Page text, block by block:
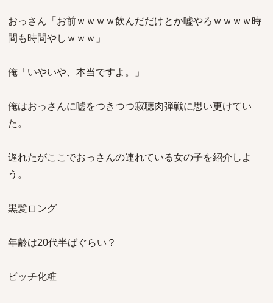
おっさん「お前ｗｗｗｗ飲んだだけとか嘘やろｗｗｗｗ時
間も時間やしｗｗｗ」
俺「いやいや、本当ですよ。」
俺はおっさんに嘘をつきつつ寂聴肉弾戦に思い更けてい
た。
遅れたがここでおっさんの連れている女の子を紹介しよ
う。
黒髪ロング
年齢は20代半ばぐらい？
ビッチ化粧